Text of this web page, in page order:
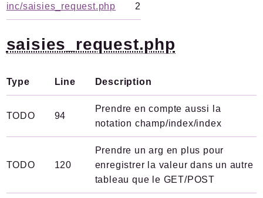
Packages
SPIP
valeurs
Reports
Markers
inc/saisies_request.php 2
saisies_request.php
Type Line Description
TODO 94
Prendre en compte aussi la
notation champ/index/index
TODO 120
Prendre un arg en plus pour
enregistrer la valeur dans un autre
tableau que le GET/POST